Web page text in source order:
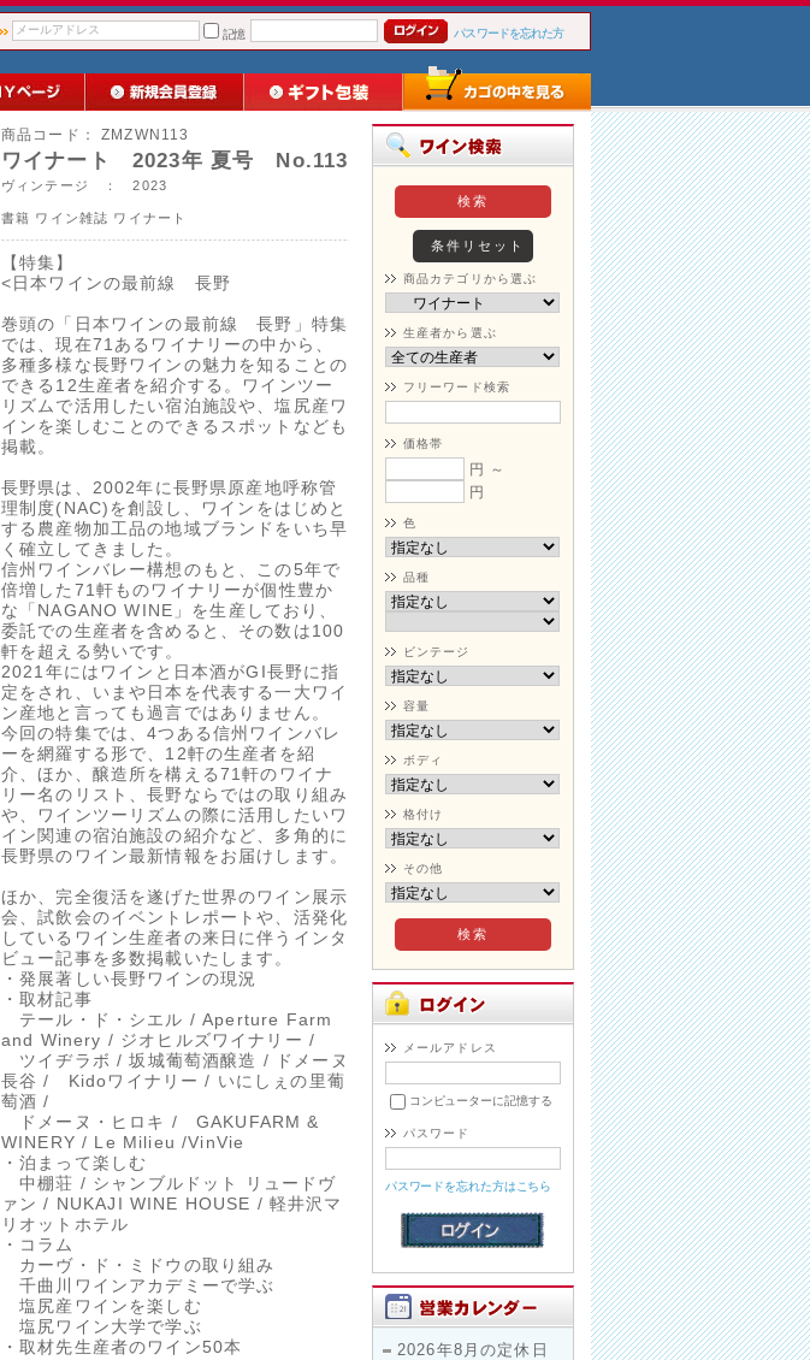
記憶
パスワードを忘れた方
商品コード： ZMZWN113
ワイナート 2023年 夏号 No.113
ヴィンテージ ： 2023
書籍 ワイン雑誌 ワイナート
【特集】
<日本ワインの最前線 長野
巻頭の「日本ワインの最前線 長野」特集
では、現在71あるワイナリーの中から、
多種多様な長野ワインの魅力を知ることの
できる12生産者を紹介する。ワインツー
リズムで活用したい宿泊施設や、塩尻産ワ
インを楽しむことのできるスポットなども
掲載。
長野県は、2002年に長野県原産地呼称管
理制度(NAC)を創設し、ワインをはじめと
する農産物加工品の地域ブランドをいち早
く確立してきました。
信州ワインバレー構想のもと、この5年で
倍増した71軒ものワイナリーが個性豊か
な「NAGANO WINE」を生産しており、
委託での生産者を含めると、その数は100
軒を超える勢いです。
2021年にはワインと日本酒がGI長野に指
定をされ、いまや日本を代表する一大ワイ
ン産地と言っても過言ではありません。
今回の特集では、4つある信州ワインバレ
ーを網羅する形で、12軒の生産者を紹
介、ほか、醸造所を構える71軒のワイナ
リー名のリスト、長野ならではの取り組み
や、ワインツーリズムの際に活用したいワ
イン関連の宿泊施設の紹介など、多角的に
長野県のワイン最新情報をお届けします。
ほか、完全復活を遂げた世界のワイン展示
会、試飲会のイベントレポートや、活発化
しているワイン生産者の来日に伴うインタ
ビュー記事を多数掲載いたします。
・発展著しい長野ワインの現況
・取材記事
テール・ド・シエル / Aperture Farm
and Winery / ジオヒルズワイナリー /
ツイヂラボ / 坂城葡萄酒醸造 / ドメーヌ
長谷 / Kidoワイナリー / いにしぇの里葡
萄酒 /
ドメーヌ・ヒロキ / GAKUFARM &
WINERY / Le Milieu /VinVie
・泊まって楽しむ
中棚荘 / シャンブルドット リュードヴ
ァン / NUKAJI WINE HOUSE / 軽井沢マ
リオットホテル
・コラム
カーヴ・ド・ミドウの取り組み
千曲川ワインアカデミーで学ぶ
塩尻産ワインを楽しむ
塩尻ワイン大学で学ぶ
・取材先生産者のワイン50本
商品カテゴリから選ぶ
生産者から選ぶ
フリーワード検索
価格帯
円 ～
円
色
品種
ビンテージ
容量
ボディ
格付け
その他
メールアドレス
コンピューターに記憶する
パスワード
パスワードを忘れた方はこちら
2026年8月の定休日